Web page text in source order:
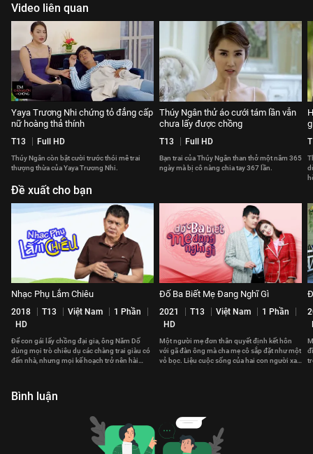
Video liên quan
Yaya Trương Nhi chứng tỏ đẳng cấp
nữ hoàng thả thính
T13 Full HD
Thúy Ngân còn bật cười trước thói mê trai
thượng thừa của Yaya Trương Nhi.
Thúy Ngân thử áo cưới tám lần vẫn
chưa lấy được chồng
T13 Full HD
Bạn trai của Thúy Ngân than thở một năm 365
ngày mà bị cô nàng chia tay 367 lần.
Đề xuất cho bạn
Nhạc Phụ Lắm Chiêu
2018 T13 Việt Nam
1 Phần
HD
Để con gái lấy chồng đại gia, ông Năm Dố
dùng mọi trò chiêu dụ các chàng trai giàu có
đến nhà, nhưng mọi kế hoạch trở nên hài
Đố Ba Biết Mẹ Đang Nghĩ Gì
2021 T13 Việt Nam
1 Phần
HD
Một người mẹ đơn thân quyết định kết hôn
với gã đàn ông mà cha mẹ cô sắp đặt như một
vỏ bọc. Liệu cuộc sống của hai con người xa
Bình luận